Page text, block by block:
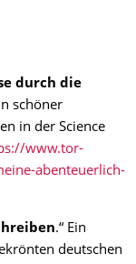
durch die
schöner
in der Science
www.tor-
abenteuerlich-
.“ Ein
deutschen